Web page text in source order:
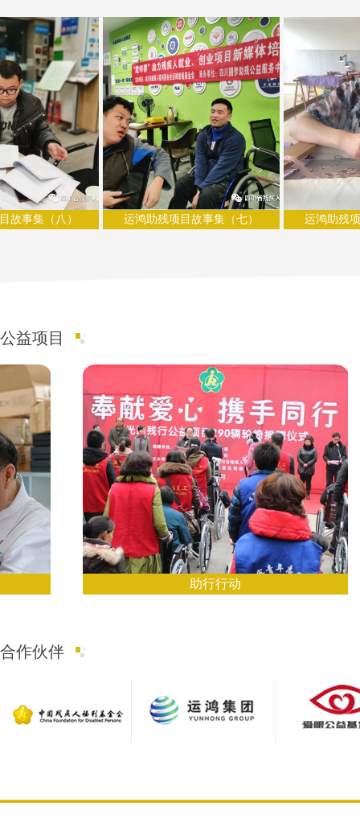
公益项目
助行行动
合作伙伴
事集（八） 运鸿助残项目故事集（七） 运鸿助残项